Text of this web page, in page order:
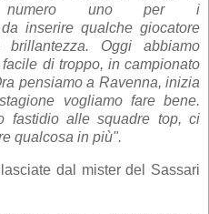
numero uno per i
inserire qualche giocatore
Oggi abbiamo
di troppo, in campionato
pensiamo a Ravenna, inizia
vogliamo fare bene.
fastidio alle squadre top, ci
qualcosa in più".
dal mister del Sassari